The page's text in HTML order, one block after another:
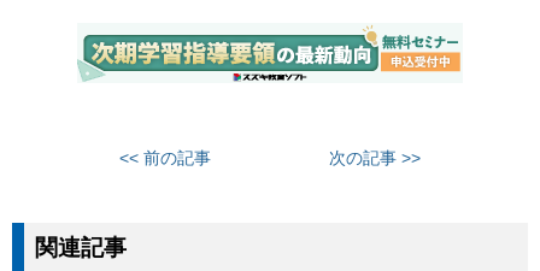
<< 前の記事 次の記事 >>
関連記事